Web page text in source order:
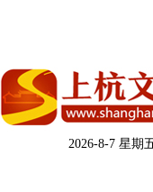
2026-8-7 星期